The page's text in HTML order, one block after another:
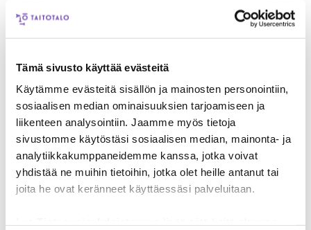
Tämä sivusto käyttää evästeitä
Käytämme evästeitä sisällön ja mainosten personointiin,
sosiaalisen median ominaisuuksien tarjoamiseen ja
liikenteen analysointiin. Jaamme myös tietoja
sivustomme käytöstäsi sosiaalisen median, mainonta- ja
analytiikkakumppaneidemme kanssa, jotka voivat
yhdistää ne muihin tietoihin, jotka olet heille antanut tai
joita he ovat keränneet käyttäessäsi palveluitaan.
vammaisalalla.
ihmistä kunnioittavat arvot ovat säilyneet.
Roiskolle on tärkeää, että työnantaja on
vastuullinen ja inhimillinen.
Omaisjärjestötaustaisessa Tukenassa
asiakkaiden ja työntekijöiden hyvinvointi
asetetaan aina etusijalle. Päätöksiä ei tehdä
taloudelliset syyt edellä, vaan kehitysvammaiset